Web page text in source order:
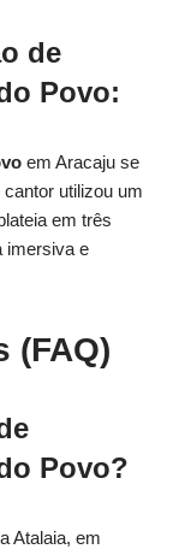
de
Povo:
em Aracaju se
utilizou um
em três
imersiva e
(FAQ)
Povo?
Atalaia, em